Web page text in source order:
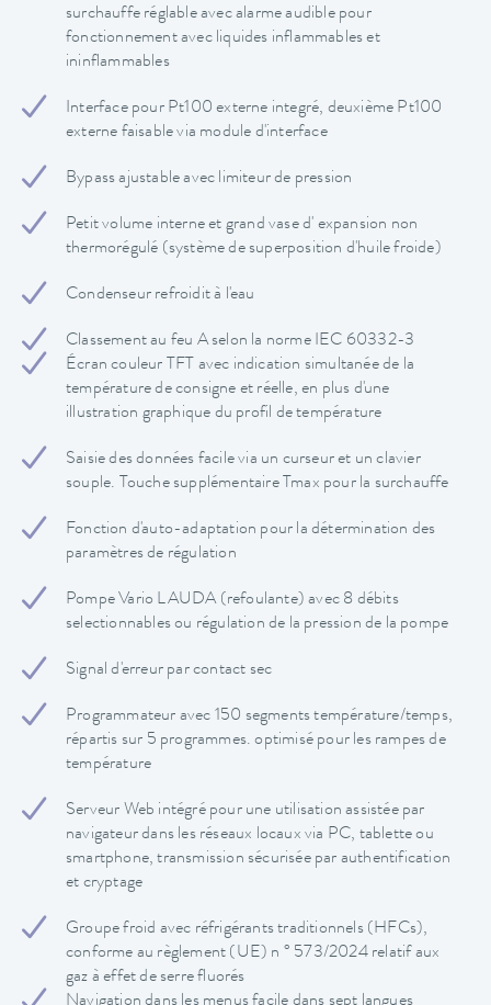
surchauffe réglable avec alarme audible pour
fonctionnement avec liquides inflammables et
ininflammables
Interface pour Pt100 externe integré, deuxième Pt100
externe faisable via module d'interface
Bypass ajustable avec limiteur de pression
Petit volume interne et grand vase d' expansion non
thermorégulé (système de superposition d'huile froide)
Condenseur refroidit à l'eau
Classement au feu A selon la norme IEC 60332-3
Écran couleur TFT avec indication simultanée de la
température de consigne et réelle, en plus d'une
illustration graphique du profil de température
Saisie des données facile via un curseur et un clavier
souple. Touche supplémentaire Tmax pour la surchauffe
Fonction d'auto-adaptation pour la détermination des
paramètres de régulation
Pompe Vario LAUDA (refoulante) avec 8 débits
selectionnables ou régulation de la pression de la pompe
Signal d'erreur par contact sec
Programmateur avec 150 segments température/temps,
répartis sur 5 programmes. optimisé pour les rampes de
température
Serveur Web intégré pour une utilisation assistée par
navigateur dans les réseaux locaux via PC, tablette ou
smartphone, transmission sécurisée par authentification
et cryptage
Groupe froid avec réfrigérants traditionnels (HFCs),
conforme au règlement (UE) n ° 573/2024 relatif aux
gaz à effet de serre fluorés
Navigation dans les menus facile dans sept langues